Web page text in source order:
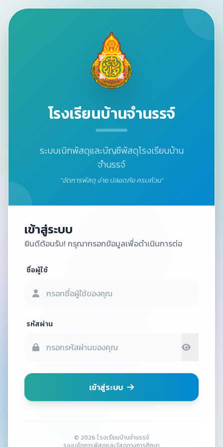
โรงเรียนบ้านจำนรรจ์
ระบบเบิกพัสดุและบัญชีพัสดุโรงเรียนบ้าน
จำนรรจ์
"จัดการพัสดุ ง่าย ปลอดภัย ครบถ้วน"
เข้าสู่ระบบ
ยินดีต้อนรับ! กรุณากรอกข้อมูลเพื่อดำเนินการต่อ
ชื่อผู้ใช้
รหัสผ่าน
เข้าสู่ระบบ
© 2026 โรงเรียนบ้านจำนรรจ์